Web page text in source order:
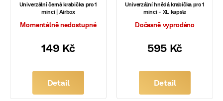
Univerzální černá krabička pro 1
minci | Airbox
Momentálně nedostupné
149 Kč
Detail
Univerzální hnědá krabička pro 1
minci - XL kapsle
Dočasně vyprodáno
595 Kč
Detail